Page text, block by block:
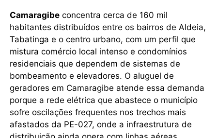
Camaragibe concentra cerca de 160 mil
habitantes distribuídos entre os bairros de Aldeia,
Tabatinga e o centro urbano, com um perfil que
mistura comércio local intenso e condomínios
residenciais que dependem de sistemas de
bombeamento e elevadores. O aluguel de
geradores em Camaragibe atende essa demanda
porque a rede elétrica que abastece o município
sofre oscilações frequentes nos trechos mais
afastados da PE-027, onde a infraestrutura de